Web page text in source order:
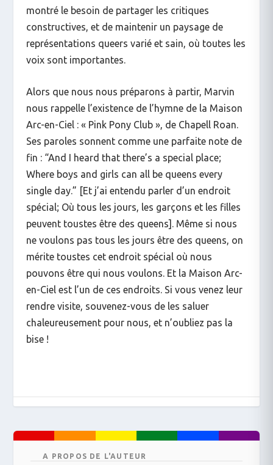
montré le besoin de partager les critiques
constructives, et de maintenir un paysage de
représentations queers varié et sain, où toutes les
voix sont importantes.
Alors que nous nous préparons à partir, Marvin
nous rappelle l’existence de l’hymne de la Maison
Arc-en-Ciel : « Pink Pony Club », de Chapell Roan.
Ses paroles sonnent comme une parfaite note de
fin : “And I heard that there’s a special place;
Where boys and girls can all be queens every
single day.” [Et j’ai entendu parler d’un endroit
spécial; Où tous les jours, les garçons et les filles
peuvent toustes être des queens]. Même si nous
ne voulons pas tous les jours être des queens, on
mérite toustes cet endroit spécial où nous
pouvons être qui nous voulons. Et la Maison Arc-
en-Ciel est l’un de ces endroits. Si vous venez leur
rendre visite, souvenez-vous de les saluer
chaleureusement pour nous, et n’oubliez pas la
bise !
A PROPOS DE L'AUTEUR